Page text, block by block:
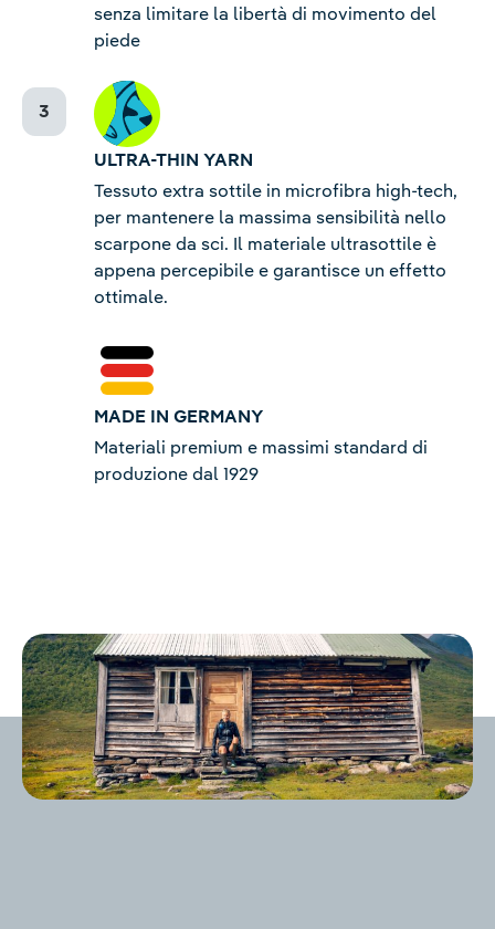
senza limitare la libertà di movimento del
piede
ULTRA-THIN YARN
Tessuto extra sottile in microfibra high-tech,
per mantenere la massima sensibilità nello
scarpone da sci. Il materiale ultrasottile è
appena percepibile e garantisce un effetto
ottimale.
MADE IN GERMANY
Materiali premium e massimi standard di
produzione dal 1929